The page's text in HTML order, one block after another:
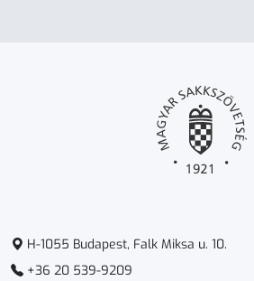
H-1055 Budapest, Falk Miksa u. 10.
+36 20 539-9209